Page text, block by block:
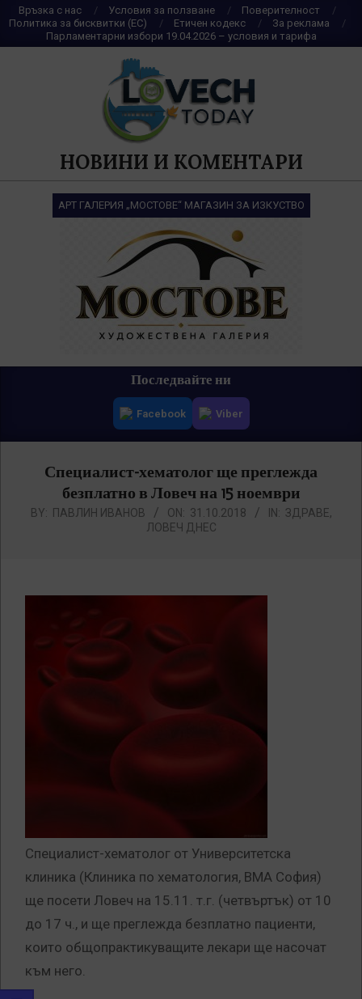
Skip
to
content
Връзка с нас Условия за ползване
Поверителност
Политика за бисквитки (ЕС)
Етичен кодекс
За реклама
Парламентарни избори 19.04.2026 – условия и тарифа
НОВИНИ И КОМЕНТАРИ
АРТ ГАЛЕРИЯ „МОСТОВЕ“ МАГАЗИН ЗА ИЗКУСТВО
Последвайте ни
Facebook Viber
Специалист-хематолог ще преглежда
безплатно в Ловеч на 15 ноември
BY: ПАВЛИН ИВАНОВ ON: 31.10.2018 IN: ЗДРАВЕ,
ЛОВЕЧ ДНЕС
Специалист-хематолог от Университетска
клиника (Клиника по хематология, ВМА София)
ще посети Ловеч на 15.11. т.г. (четвъртък) от 10
до 17 ч., и ще преглежда безплатно пациенти,
които общопрактикуващите лекари ще насочат
към него.